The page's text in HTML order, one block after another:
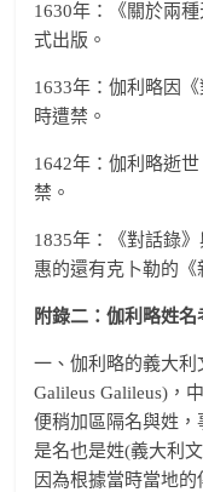
1630年：《關於兩
式出版。
1633年：伽利略因
時遭禁。
1642年：伽利略逝
禁。
1835年：《對話錄
惠的還有克卜勒的《
附錄二：伽利略姓名
一、伽利略的義大利
Galileus Galileus)，
便稍加區隔名與姓
是名也是姓(義大利
因為根據當時當地